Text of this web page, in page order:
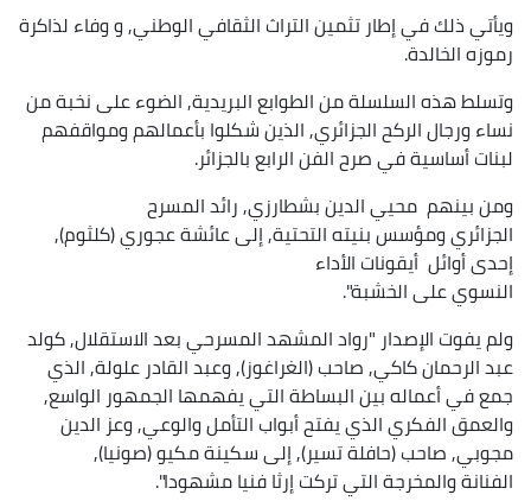
ويأتي ذلك في إطار تثمين التراث الثقافي الوطني, و وفاء لذاكرة
رموزه الخالدة.
وتسلط هذه السلسلة من الطوابع البريدية, الضوء على نخبة من
نساء ورجال الركح الجزائري, الذين شكلوا بأعمالهم ومواقفهم
لبنات أساسية في صرح الفن الرابع بالجزائر.
ومن بينهم محيي الدين بشطارزي, رائد المسرح
الجزائري ومؤسس بنيته التحتية, إلى عائشة عجوري (كلثوم),
إحدى أوائل أيقونات الأداء
النسوي على الخشبة".
ولم يفوت الإصدار "رواد المشهد المسرحي بعد الاستقلال, كولد
عبد الرحمان كاكي, صاحب (الغراغوز), وعبد القادر علولة, الذي
جمع في أعماله بين البساطة التي يفهمها الجمهور الواسع,
والعمق الفكري الذي يفتح أبواب التأمل والوعي, وعز الدين
مجوبي, صاحب (حافلة تسير), إلى سكينة مكيو (صونيا),
الفنانة والمخرجة التي تركت إرثا فنيا مشهودا".